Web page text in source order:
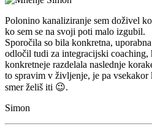
Polonino kanaliziranje sem doživel
ko sem se na svoji poti malo izgubil.
Sporočila so bila konkretna,
odločil tudi za integracijski coaching,
konkretneje razdelala naslednje
to spravim v življenje, je pa vsekakor
smer želiš iti 😉.
Simon